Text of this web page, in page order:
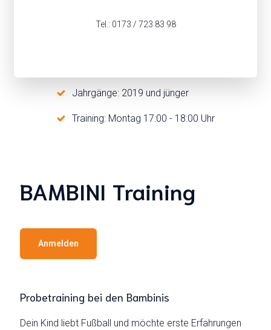
Tel.: 0173 / 723 83 98
Jahrgänge: 2019 und jünger
Training: Montag 17:00 - 18:00 Uhr
BAMBINI Training
Anmelden
Probetraining bei den Bambinis
Dein Kind liebt Fußball und möchte erste Erfahrungen